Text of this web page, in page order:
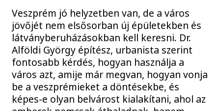
Veszprém jó helyzetben van, de a város
jövőjét nem elsősorban új épületekben és
látványberuházásokban kell keresni. Dr.
Alföldi György építész, urbanista szerint
fontosabb kérdés, hogyan használja a
város azt, amije már megvan, hogyan vonja
be a veszprémieket a döntésekbe, és
képes-e olyan belvárost kialakítani, ahol az